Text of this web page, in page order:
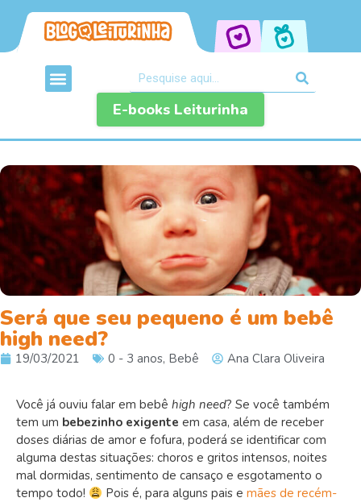
E-books Leiturinha
Será que seu pequeno é um bebê
high need?
19/03/2021 0 - 3 anos, Bebê Ana Clara Oliveira
Você já ouviu falar em bebê high need? Se você também
tem um bebezinho exigente em casa, além de receber
doses diárias de amor e fofura, poderá se identificar com
alguma destas situações: choros e gritos intensos, noites
mal dormidas, sentimento de cansaço e esgotamento o
tempo todo!
Pois é, para alguns pais emães de recém-